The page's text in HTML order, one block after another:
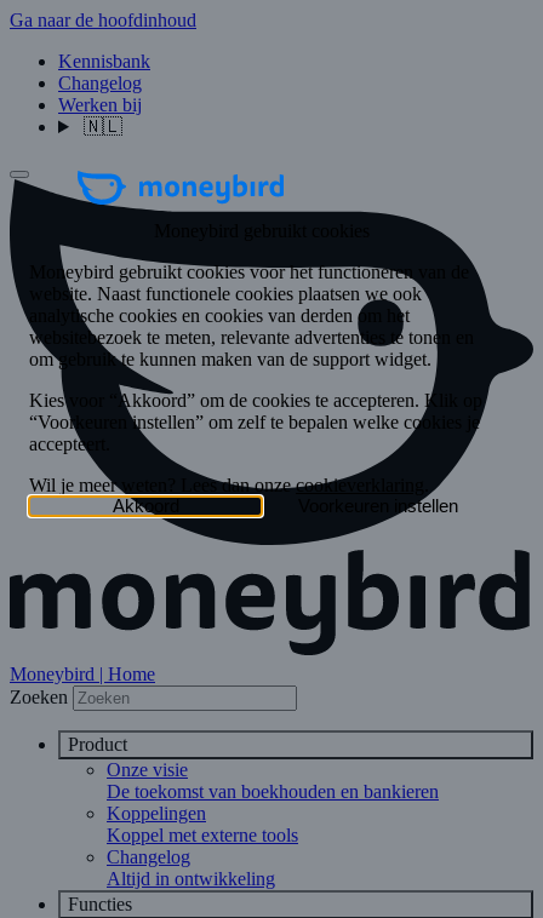
Ga naar de hoofdinhoud
Kennisbank
Changelog
Werken bij
🇳🇱
Moneybird | Home
Zoeken
Product
Onze visie
De toekomst van boekhouden en bankieren
Koppelingen
Koppel met externe tools
Changelog
Altijd in ontwikkeling
Functies